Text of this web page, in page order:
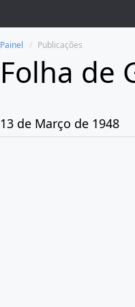
Painel Publicações
Folha de
13 de Março de 1948